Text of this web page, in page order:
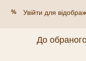
% Увійти для
До